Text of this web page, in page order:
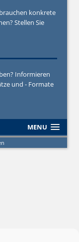
konkrete
Stellen Sie
Informieren
und - Formate
MENU